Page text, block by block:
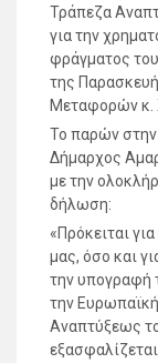
Τράπεζα
για την
φράγματος
της
Μεταφορών κ.
Το παρών
Δήμαρχος
με την
δήλωση:
«Πρόκειται
μας, όσο και
την υπογραφή
την
Αναπτύξεως